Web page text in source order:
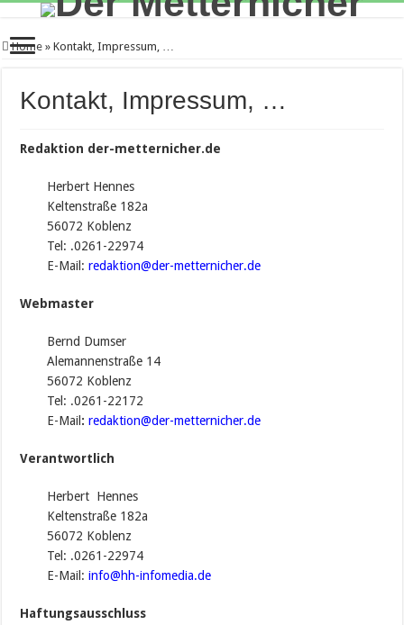
Home » Kontakt, Impressum, …
Kontakt, Impressum, …
Redaktion der-metternicher.de
Herbert Hennes
Keltenstraße 182a
56072 Koblenz
Tel: .0261-22974
E-Mail:redaktion@der-metternicher.de
Webmaster
Bernd Dumser
Alemannenstraße 14
56072 Koblenz
Tel: .0261-22172
E-Mail :redaktion@der-metternicher.de
Verantwortlich
Herbert Hennes
Keltenstraße 182a
56072 Koblenz
Tel: .0261-22974
E-Mail:info@hh-infomedia.de
Haftungsausschluss